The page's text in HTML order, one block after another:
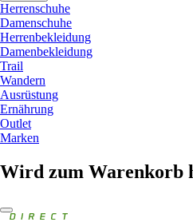
Herrenschuhe
Damenschuhe
Herrenbekleidung
Damenbekleidung
Trail
Wandern
Ausrüstung
Ernährung
Outlet
Marken
Wird zum Warenkorb